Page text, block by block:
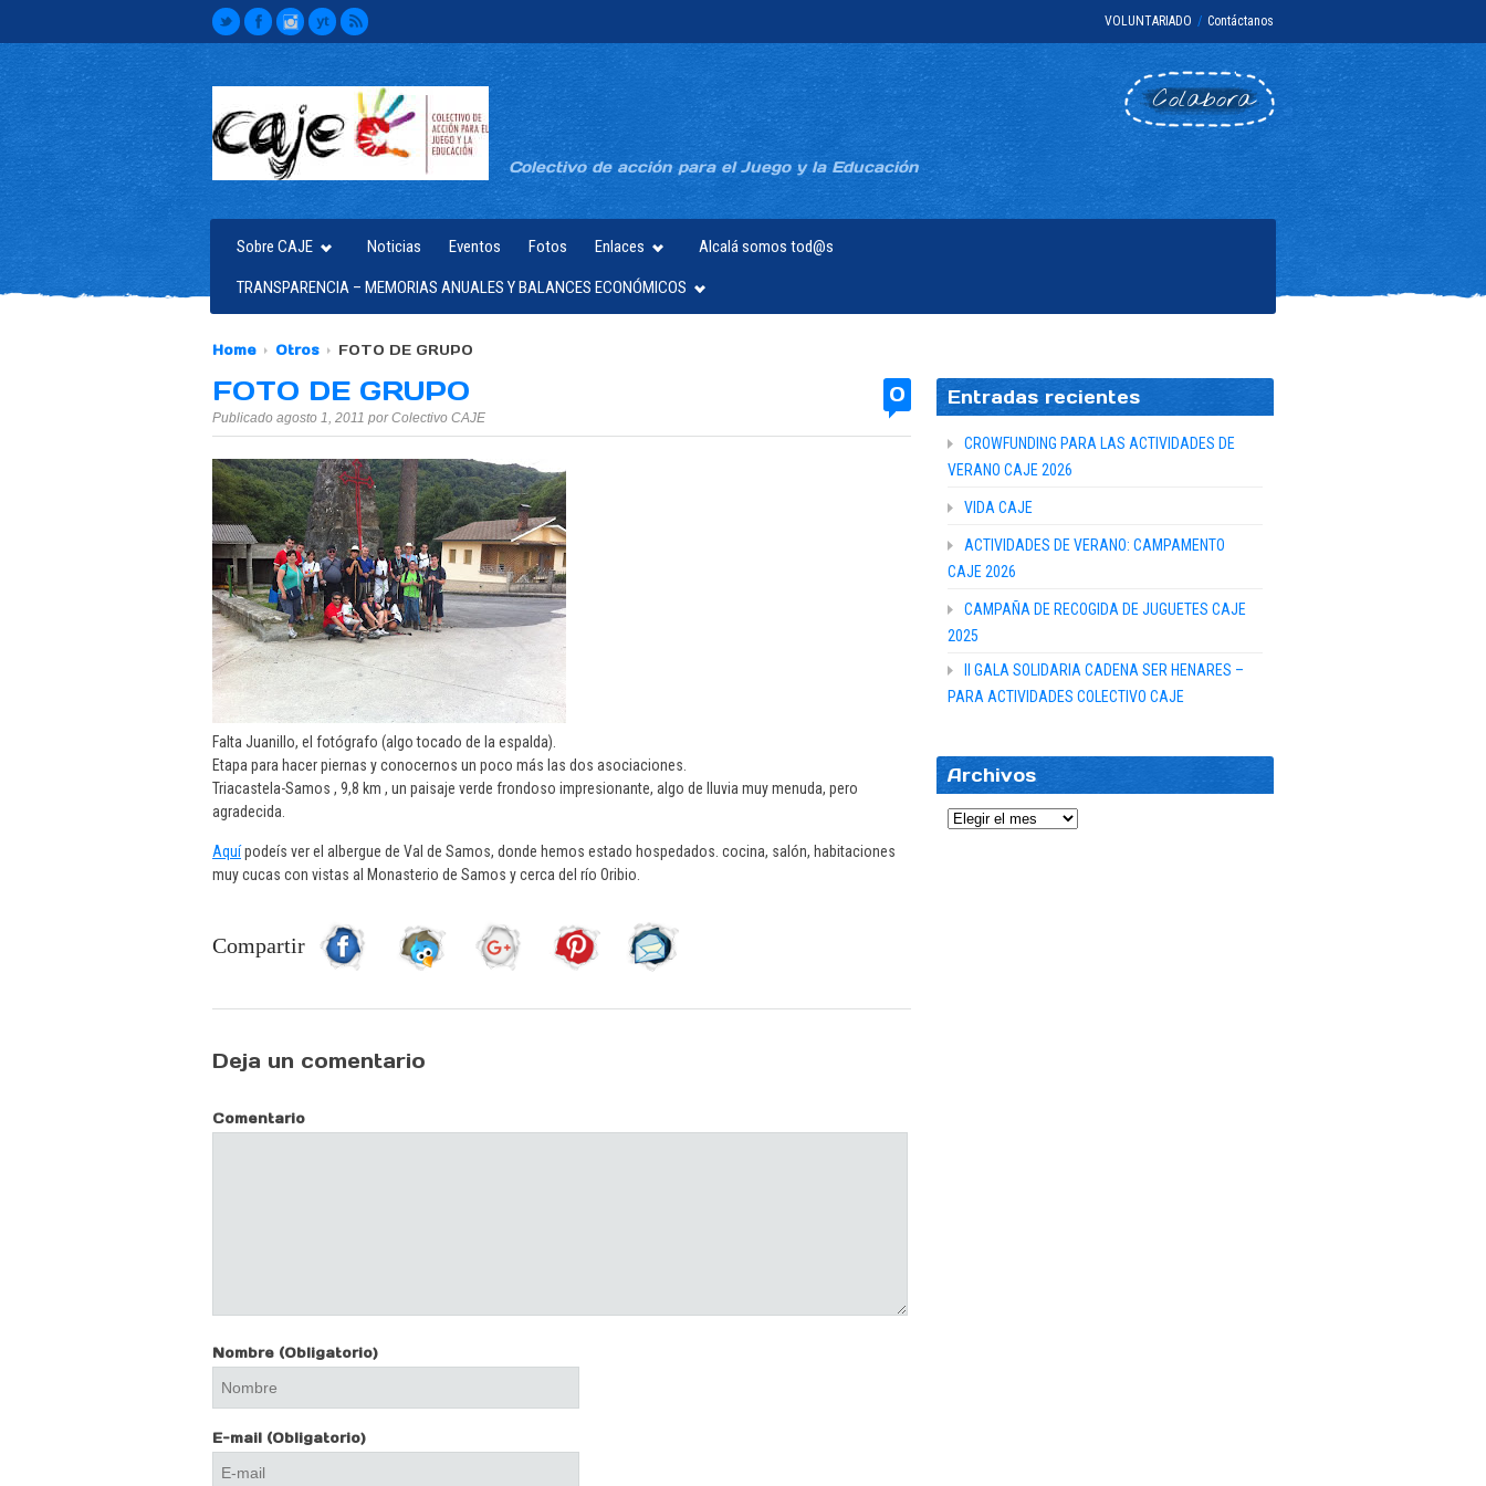
VOLUNTARIADO / Contáctanos
Colectivo de acción para el Juego y la Educación
Colabora
Sobre CAJE Noticias Eventos Fotos Enlaces Alcalá somos tod@s
TRANSPARENCIA – MEMORIAS ANUALES Y BALANCES ECONÓMICOS
Home Otros FOTO DE GRUPO
FOTO DE GRUPO
Publicado agosto 1, 2011 por Colectivo CAJE
0
Falta Juanillo, el fotógrafo (algo tocado de la espalda).
Etapa para hacer piernas y conocernos un poco más las dos asociaciones.
Triacastela-Samos , 9,8 km , un paisaje verde frondoso impresionante, algo de lluvia muy menuda, pero
agradecida.
Aquípodeís ver el albergue de Val de Samos, donde hemos estado hospedados. cocina, salón, habitaciones
muy cucas con vistas al Monasterio de Samos y cerca del río Oribio.
Compartir
Deja un comentario
Comentario
Nombre (Obligatorio)
E-mail (Obligatorio)
Entradas recientes
CROWFUNDING PARA LAS ACTIVIDADES DE
VERANO CAJE 2026
VIDA CAJE
ACTIVIDADES DE VERANO: CAMPAMENTO
CAJE 2026
CAMPAÑA DE RECOGIDA DE JUGUETES CAJE
2025
II GALA SOLIDARIA CADENA SER HENARES –
PARA ACTIVIDADES COLECTIVO CAJE
Archivos
Archivos